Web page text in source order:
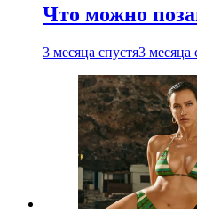
Что можно
3 месяца спустя3 месяца